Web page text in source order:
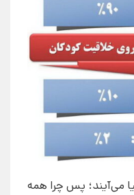
می‌آیند؛ پس چرا همه